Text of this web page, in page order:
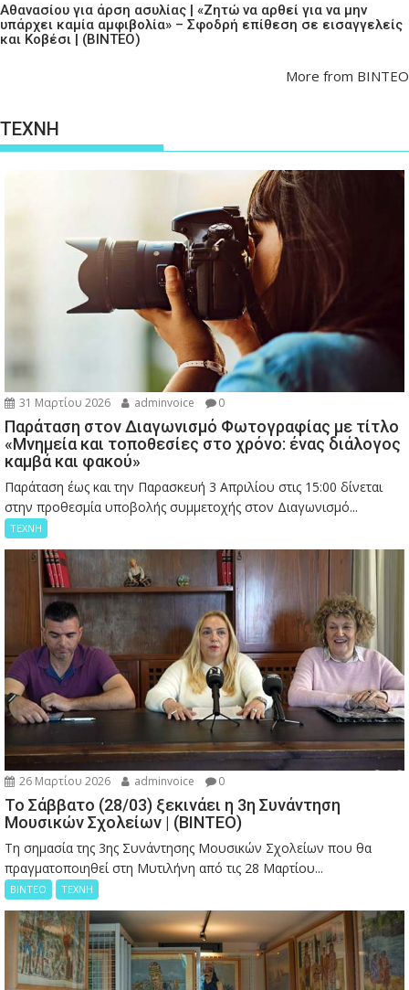
Αθανασίου για άρση ασυλίας | «Ζητώ να αρθεί για να μην
υπάρχει καμία αμφιβολία» – Σφοδρή επίθεση σε εισαγγελείς
και Κοβέσι | (ΒΙΝΤΕΟ)
More from ΒΙΝΤΕΟ
ΤΕΧΝΗ
31 Μαρτίου 2026 adminvoice 0
Παράταση στον Διαγωνισμό Φωτογραφίας με τίτλο
«Μνημεία και τοποθεσίες στο χρόνο: ένας διάλογος
καμβά και φακού»
Παράταση έως και την Παρασκευή 3 Απριλίου στις 15:00 δίνεται
στην προθεσμία υποβολής συμμετοχής στον Διαγωνισμό...
ΤΕΧΝΗ
26 Μαρτίου 2026 adminvoice 0
Το Σάββατο (28/03) ξεκινάει η 3η Συνάντηση
Μουσικών Σχολείων | (ΒΙΝΤΕΟ)
Τη σημασία της 3ης Συνάντησης Μουσικών Σχολείων που θα
πραγματοποιηθεί στη Μυτιλήνη από τις 28 Μαρτίου...
ΒΙΝΤΕΟ ΤΕΧΝΗ